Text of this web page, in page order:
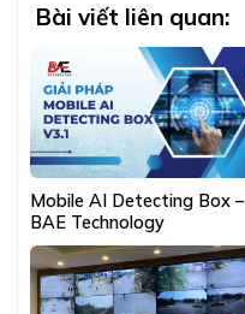
Bài viết liên quan:
Mobile AI Detecting Box –
BAE Technology